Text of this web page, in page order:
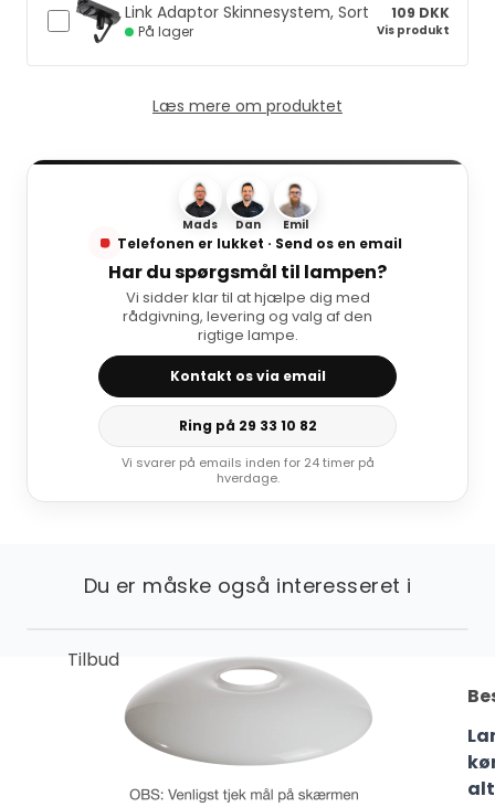
Link Adaptor Skinnesystem, Sort
På lager
109 DKK
Vis produkt
Læs mere om produktet
Mads Dan Emil
Telefonen er lukket · Send os en email
Har du spørgsmål til lampen?
Vi sidder klar til at hjælpe dig med
rådgivning, levering og valg af den
rigtige lampe.
Kontakt os via email
Ring på 29 33 10 82
Vi svarer på emails inden for 24 timer på
hverdage.
Du er måske også interesseret i
Tilbud